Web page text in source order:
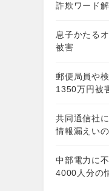
詐欺ワード
息子かたる
被害
郵便局員や
1350万円被
共同通信社
情報漏えい
中部電力に
4000人分の